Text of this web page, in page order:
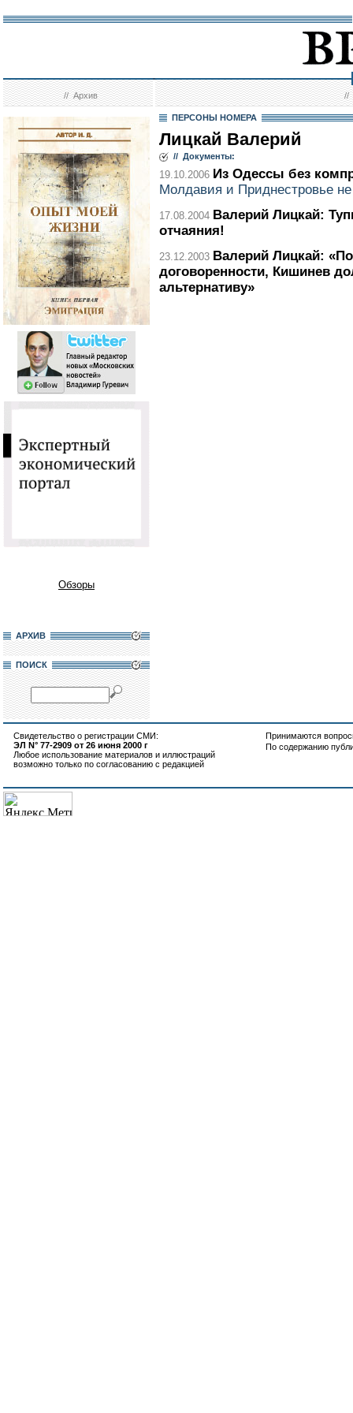
//Архив //
Обзоры
АРХИВ
ПОИСК
ПЕРСОНЫ НОМЕРА
Лицкай Валерий
// Документы:
19.10.2006 Из Одессы без
Молдавия и Приднестровье не
17.08.2004 Валерий Лицкай:
отчаяния!
23.12.2003 Валерий Лицкай:
договоренности, Кишинев
альтернативу»
Свидетельство о регистрации СМИ:
ЭЛ N° 77-2909 от 26 июня 2000 г
Любое использование материалов и иллюстраций
возможно только по согласованию с редакцией
Принимаются
По содержанию